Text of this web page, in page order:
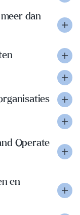
dan
Operate
en